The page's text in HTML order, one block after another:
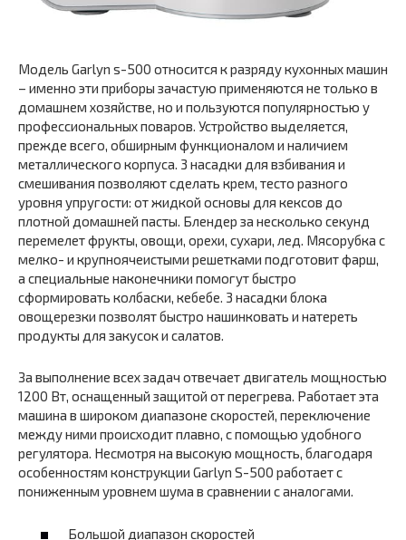
Модель Garlyn s-500 относится к разряду кухонных машин
– именно эти приборы зачастую применяются не только в
домашнем хозяйстве, но и пользуются популярностью у
профессиональных поваров. Устройство выделяется,
прежде всего, обширным функционалом и наличием
металлического корпуса. 3 насадки для взбивания и
смешивания позволяют сделать крем, тесто разного
уровня упругости: от жидкой основы для кексов до
плотной домашней пасты. Блендер за несколько секунд
перемелет фрукты, овощи, орехи, сухари, лед. Мясорубка с
мелко- и крупноячеистыми решетками подготовит фарш,
а специальные наконечники помогут быстро
сформировать колбаски, кебебе. 3 насадки блока
овощерезки позволят быстро нашинковать и натереть
продукты для закусок и салатов.
За выполнение всех задач отвечает двигатель мощностью
1200 Вт, оснащенный защитой от перегрева. Работает эта
машина в широком диапазоне скоростей, переключение
между ними происходит плавно, с помощью удобного
регулятора. Несмотря на высокую мощность, благодаря
особенностям конструкции Garlyn S-500 работает с
пониженным уровнем шума в сравнении с аналогами.
Большой диапазон скоростей